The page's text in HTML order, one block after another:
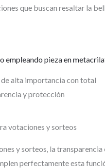
que buscan resaltar la
alta importancia con total
y protección
votaciones y sorteos
y sorteos, la
perfectamente esta